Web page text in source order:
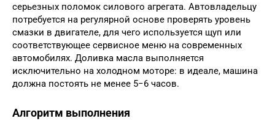
серьезных поломок силового агрегата. Автовладельцу
потребуется на регулярной основе проверять уровень
смазки в двигателе, для чего используется щуп или
соответствующее сервисное меню на современных
автомобилях. Доливка масла выполняется
исключительно на холодном моторе: в идеале, машина
должна постоять не менее 5−6 часов.
Алгоритм выполнения